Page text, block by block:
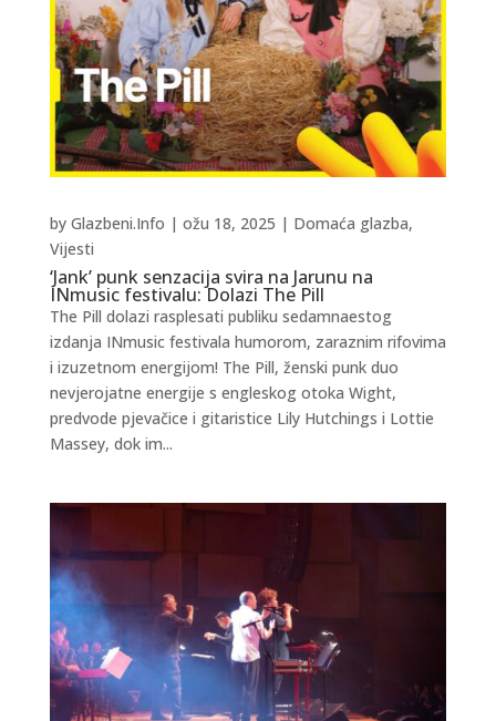
‘Jank’ punk senzacija svira na Jarunu na
INmusic festivalu: Dolazi The Pill
by Glazbeni.Info | ožu 18, 2025 | Domaća glazba,
Vijesti
The Pill dolazi rasplesati publiku sedamnaestog
izdanja INmusic festivala humorom, zaraznim rifovima
i izuzetnom energijom! The Pill, ženski punk duo
nevjerojatne energije s engleskog otoka Wight,
predvode pjevačice i gitaristice Lily Hutchings i Lottie
Massey, dok im...